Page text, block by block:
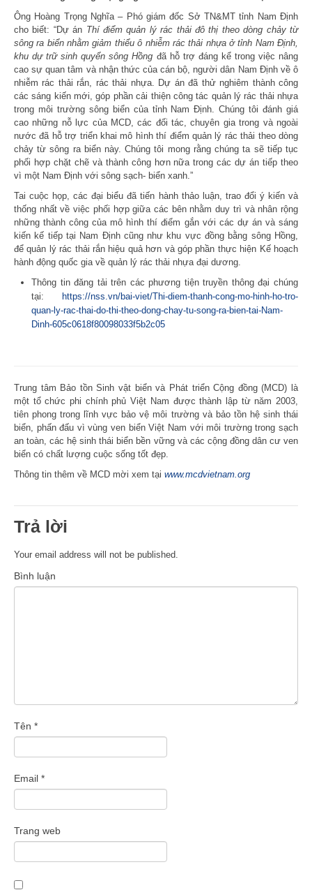
Ông Hoàng Trọng Nghĩa – Phó giám đốc Sở TN&MT tỉnh Nam Định
cho biết: “Dự án Thí điểm quản lý rác thải đô thị theo dòng chảy từ
sông ra biển nhằm giảm thiểu ô nhiễm rác thải nhựa ở tỉnh Nam Định,
khu dự trữ sinh quyển sông Hồng đã hỗ trợ đáng kể trong việc nâng
cao sự quan tâm và nhận thức của cán bộ, người dân Nam Định về ô
nhiễm rác thải rắn, rác thải nhựa. Dự án đã thử nghiêm thành công
các sáng kiến mới, góp phần cải thiện công tác quản lý rác thải nhựa
trong môi trường sông biển của tỉnh Nam Định. Chúng tôi đánh giá
cao những nỗ lực của MCD, các đối tác, chuyên gia trong và ngoài
nước đã hỗ trợ triển khai mô hình thí điểm quản lý rác thải theo dòng
chảy từ sông ra biển này. Chúng tôi mong rằng chúng ta sẽ tiếp tục
phối hợp chặt chẽ và thành công hơn nữa trong các dự án tiếp theo
vì một Nam Định với sông sạch- biển xanh.”
Tai cuộc họp, các đại biểu đã tiến hành thảo luận, trao đổi ý kiến và
thống nhất về việc phối hợp giữa các bên nhằm duy trì và nhân rộng
những thành công của mô hình thí điểm gắn với các dự án và sáng
kiến kế tiếp tại Nam Định cũng như khu vực đồng bằng sông Hồng,
để quản lý rác thải rắn hiệu quả hơn và góp phần thực hiện Kế hoạch
hành động quốc gia về quản lý rác thải nhựa đại dương.
Thông tin đăng tải trên các phương tiện truyền thông đại chúng
tại: https://nss.vn/bai-viet/Thi-diem-thanh-cong-mo-hinh-ho-tro-
quan-ly-rac-thai-do-thi-theo-dong-chay-tu-song-ra-bien-tai-Nam-
Dinh-605c0618f80098033f5b2c05
Trung tâm Bảo tồn Sinh vật biển và Phát triển Cộng đồng (MCD) là
một tổ chức phi chính phủ Việt Nam được thành lập từ năm 2003,
tiên phong trong lĩnh vực bảo vệ môi trường và bảo tồn hệ sinh thái
biển, phấn đấu vì vùng ven biển Việt Nam với môi trường trong sạch
an toàn, các hệ sinh thái biển bền vững và các cộng đồng dân cư ven
biển có chất lượng cuộc sống tốt đẹp.
Thông tin thêm về MCD mời xem tại www.mcdvietnam.org
Trả lời
Your email address will not be published.
Bình luận
Tên *
Email *
Trang web